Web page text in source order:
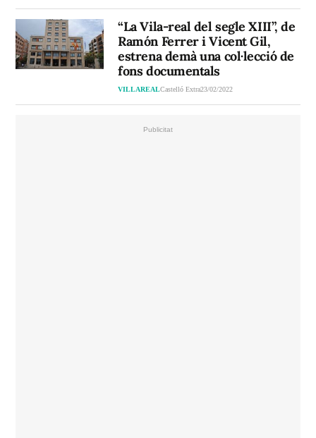
“La Vila-real del segle XIII”, de
Ramón Ferrer i Vicent Gil,
estrena demà una col·lecció de
fons documentals
VILLAREALCastelló Extra23/02/2022